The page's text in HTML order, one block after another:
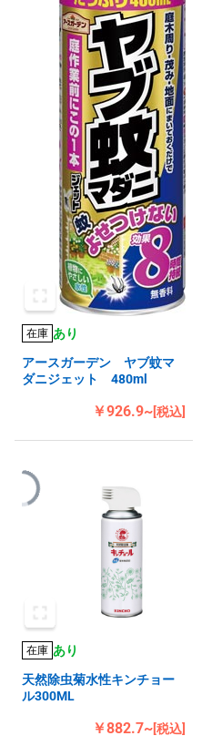
在庫 あり
アースガーデン ヤブ蚊マ
ダニジェット 480ml
￥926.9~[税込]
在庫 あり
天然除虫菊水性キンチョー
ル300ML
￥882.7~[税込]